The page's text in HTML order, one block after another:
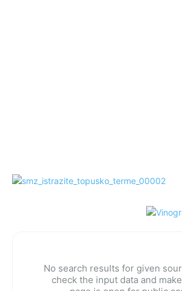
No search results for given
check the input data and